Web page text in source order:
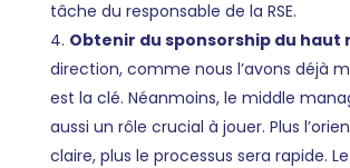
tâche du responsable de la RSE.
Obtenir du sponsorship du haut
direction, comme nous l’avons déjà
est la clé. Néanmoins, le middle
aussi un rôle crucial à jouer. Plus
claire, plus le processus sera rapide.